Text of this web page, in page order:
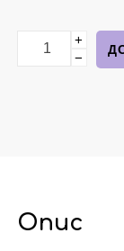
Толстовка
+
−
Опис